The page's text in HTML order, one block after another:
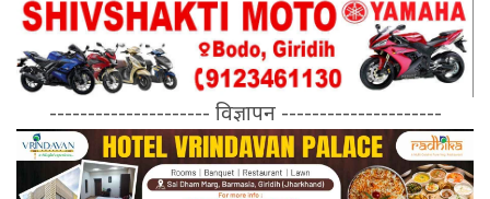
--------------------- विज्ञापन ---------------------